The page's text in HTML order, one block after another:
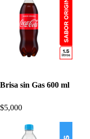
Brisa sin Gas 600 ml
$5,000